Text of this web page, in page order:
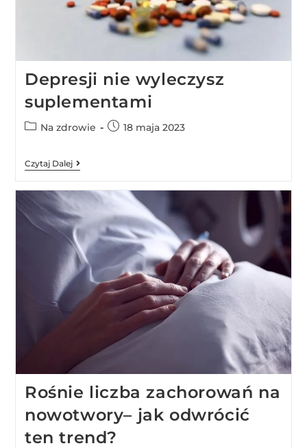
Depresji nie wyleczysz
suplementami
Na zdrowie 18 maja 2023
Czytaj Dalej
Rośnie liczba zachorowań na
nowotwory– jak odwrócić
ten trend?